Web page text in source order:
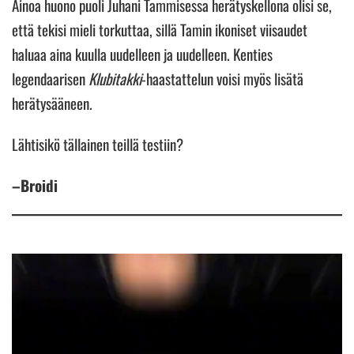
Ainoa huono puoli Juhani Tammisessa herätyskellona olisi se,
että tekisi mieli torkuttaa, sillä Tamin ikoniset viisaudet
haluaa aina kuulla uudelleen ja uudelleen. Kenties
legendaarisenKlubitakki-haastattelun voisi myös lisätä
herätysääneen.
Lähtisikö tällainen teillä testiin?
–Broidi